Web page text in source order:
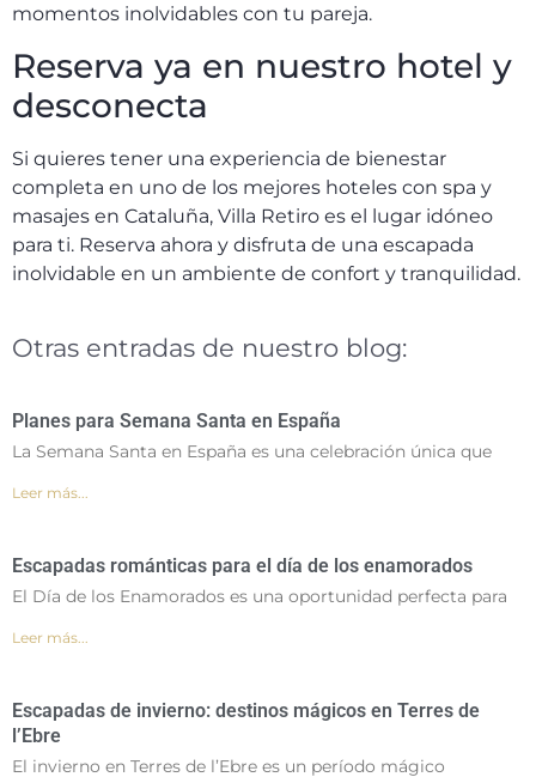
momentos inolvidables con tu pareja.
Reserva ya en nuestro hotel y
desconecta
Si quieres tener una experiencia de bienestar
completa en uno de los mejores hoteles con spa y
masajes en Cataluña, Villa Retiro es el lugar idóneo
para ti. Reserva ahora y disfruta de una escapada
inolvidable en un ambiente de confort y tranquilidad.
Otras entradas de nuestro blog:
Planes para Semana Santa en España
La Semana Santa en España es una celebración única que
Leer más...
Escapadas románticas para el día de los enamorados
El Día de los Enamorados es una oportunidad perfecta para
Leer más...
Escapadas de invierno: destinos mágicos en Terres de
l’Ebre
El invierno en Terres de l’Ebre es un período mágico